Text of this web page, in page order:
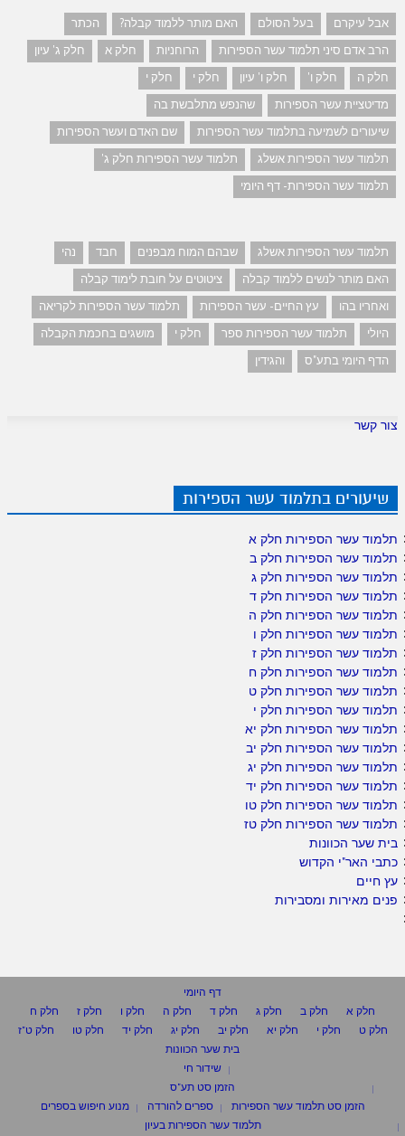
אבל עיקרם בעל הסולם האם מותר ללמוד קבלה?
הכתר
הרב אדם סיני תלמוד עשר הספירות
הרוחניות חלק א
חלק ג' עיון
חלק ה
חלק ו' חלק ו' עיון חלק י
חלק י
מדיטציית עשר הספירות
שהנפש מתלבשת בה
שיעורים לשמיעה בתלמוד עשר הספירות
שם האדם ועשר הספירות
תלמוד עשר הספירות אשלג
תלמוד עשר הספירות חלק ג'
תלמוד עשר הספירות- דף היומי
תלמוד עשר הספירות אשלג שבהם המוח מבפנים חבד
נהי
האם מותר לנשים ללמוד קבלה
ציטוטים על חובת לימוד קבלה
ואחריו בהו
עץ החיים- עשר הספירות
תלמוד עשר הספירות לקריאה
היולי
תלמוד עשר הספירות ספר חלק י
מושגים בחכמת הקבלה
הדף היומי בתע"ס
והגידין
צור קשר
שיעורים בתלמוד עשר הספירות
תלמוד עשר הספירות חלק א
תלמוד עשר הספירות חלק ב
תלמוד עשר הספירות חלק ג
תלמוד עשר הספירות חלק ד
תלמוד עשר הספירות חלק ה
תלמוד עשר הספירות חלק ו
תלמוד עשר הספירות חלק ז
תלמוד עשר הספירות חלק ח
תלמוד עשר הספירות חלק ט
תלמוד עשר הספירות חלק י
תלמוד עשר הספירות חלק יא
תלמוד עשר הספירות חלק יב
תלמוד עשר הספירות חלק יג
תלמוד עשר הספירות חלק יד
תלמוד עשר הספירות חלק טו
תלמוד עשר הספירות חלק טז
בית שער הכוונות
כתבי האר"י הקדוש
עץ חיים
פנים מאירות ומסבירות
דף היומי
חלק א
חלק ב חלק ג חלק ד חלק ה חלק ו חלק ז
חלק ח
חלק ט
חלק י חלק יא חלק יב חלק יג חלק יד חלק טו
חלק ט"ז
בית שער הכוונות
שידור חי
הזמן סט תע"ס
הזמן סט תלמוד עשר הספירות
ספרים להורדה
מנוע חיפוש בספרים
תלמוד עשר הספירות בעיון